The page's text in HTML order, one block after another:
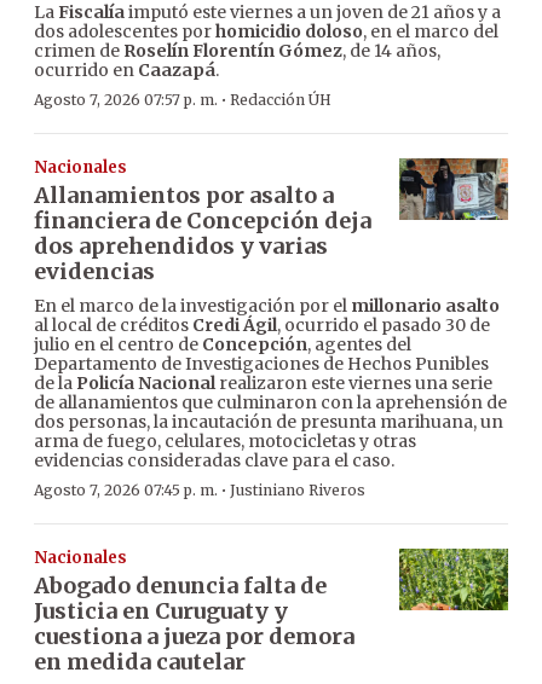
LaFiscalíaimputó este viernes a un joven de 21 años y a
dos adolescentes porhomicidio doloso, en el marco del
crimen de Roselín Florentín Gómez, de 14 años,
ocurrido en Caazapá.
Agosto 7, 2026 07:57 p. m. · Redacción ÚH
Nacionales
Allanamientos por asalto a
financiera de Concepción deja
dos aprehendidos y varias
evidencias
En el marco de la investigación por el millonario asalto
al local de créditos Credi Ágil, ocurrido el pasado 30 de
julio en el centro de Concepción, agentes del
Departamento de Investigaciones de Hechos Punibles
de la Policía Nacionalrealizaron este viernes una serie
de allanamientos que culminaron con la aprehensión de
dos personas, la incautación de presunta marihuana, un
arma de fuego, celulares, motocicletas y otras
evidencias consideradas clave para el caso.
Agosto 7, 2026 07:45 p. m. · Justiniano Riveros
Nacionales
Abogado denuncia falta de
Justicia en Curuguaty y
cuestiona a jueza por demora
en medida cautelar